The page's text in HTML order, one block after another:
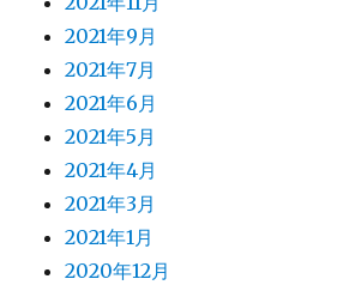
2021年9月
2021年7月
2021年6月
2021年5月
2021年4月
2021年3月
2021年1月
2020年12月